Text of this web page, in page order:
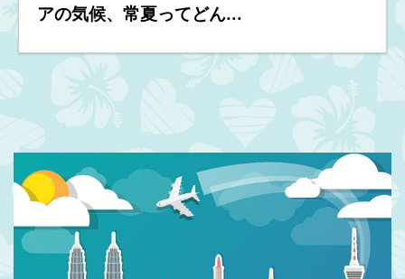
アの気候、常夏ってどん...